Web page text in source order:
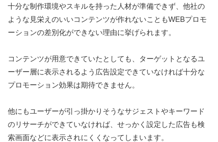
十分な制作環境やスキルを持った人材が準備できず、他社の
ような見栄えのいいコンテンツが作れないこともWEBプロモ
ーションの差別化ができない理由に挙げられます。
コンテンツが用意できていたとしても、ターゲットとなるユ
ーザー層に表示されるよう広告設定できていなければ十分な
プロモーション効果は期待できません。
他にもユーザーが引っ掛かりそうなサジェストやキーワード
のリサーチができていなければ、せっかく設定した広告も検
索画面などに表示されにくくなってしまいます。